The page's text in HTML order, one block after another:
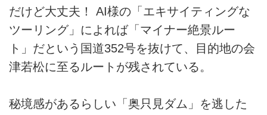
だけど大丈夫！ AI様の「エキサイティングな
ツーリング」によれば「マイナー絶景ルー
ト」だという国道352号を抜けて、目的地の会
津若松に至るルートが残されている。
秘境感があるらしい「奥只見ダム」を逃した